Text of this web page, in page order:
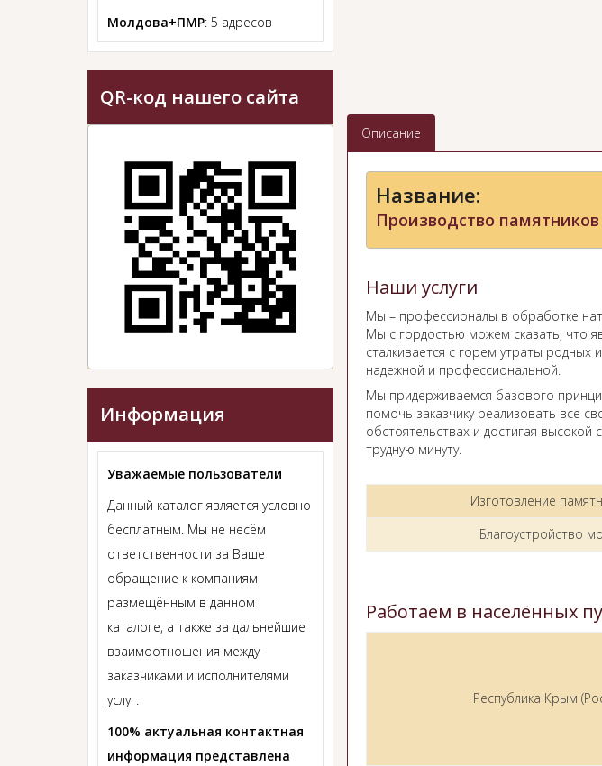
Описание
Название:
Производство
Наши услуги
Мы – профессионалы в обработке
Мы с гордостью можем сказать, что
сталкивается с горем утраты
надежной и профессиональной.
Мы придерживаемся базового
помочь заказчику реализовать все
обстоятельствах и достигая
трудную минуту.
Изготовление
Благоустройство
Работаем в населённых
Республика Крым
Молдова+ПМР: 5 адресов
QR-код нашего сайта
Информация
Уважаемые пользователи
Данный каталог является условно
бесплатным. Мы не несём
ответственности за Ваше
обращение к компаниям
размещённым в данном
каталоге, а также за дальнейшие
взаимоотношения между
заказчиками и исполнителями
услуг.
100% актуальная контактная
информация представлена